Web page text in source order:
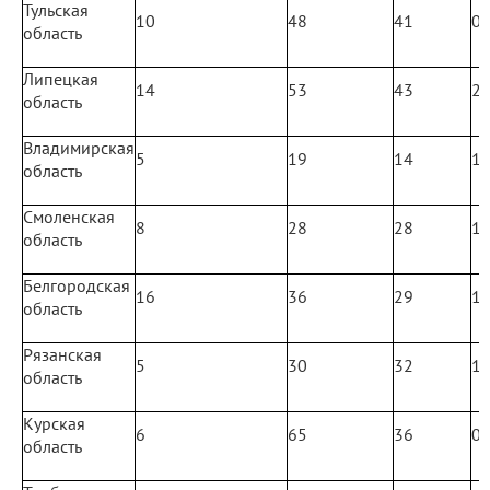
Тульская
область
10 48 41 0
Липецкая
область
14 53 43 2
Владимирская
область
5 19 14 1
Смоленская
область
8 28 28 1
Белгородская
область
16 36 29 1
Рязанская
область
5 30 32 1
Курская
область
6 65 36 0